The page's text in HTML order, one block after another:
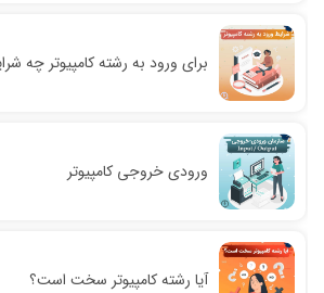
برای ورود به رشته کامپیوتر چه
ورودی خروجی کامپیوتر
آیا رشته کامپیوتر سخت است؟